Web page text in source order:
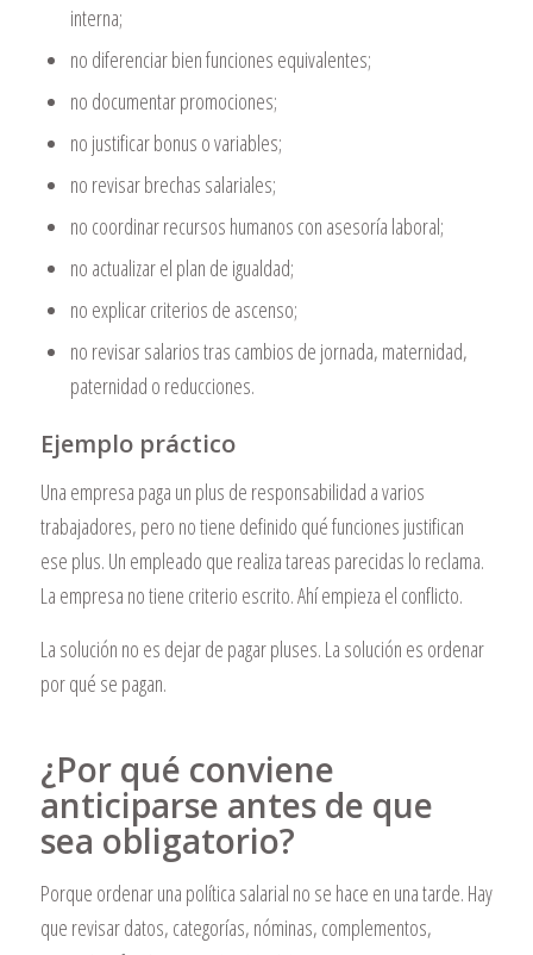
interna;
no diferenciar bien funciones equivalentes;
no documentar promociones;
no justificar bonus o variables;
no revisar brechas salariales;
no coordinar recursos humanos con asesoría laboral;
no actualizar el plan de igualdad;
no explicar criterios de ascenso;
no revisar salarios tras cambios de jornada, maternidad,
paternidad o reducciones.
Ejemplo práctico
Una empresa paga un plus de responsabilidad a varios
trabajadores, pero no tiene definido qué funciones justifican
ese plus. Un empleado que realiza tareas parecidas lo reclama.
La empresa no tiene criterio escrito. Ahí empieza el conflicto.
La solución no es dejar de pagar pluses. La solución es ordenar
por qué se pagan.
¿Por qué conviene
anticiparse antes de que
sea obligatorio?
Porque ordenar una política salarial no se hace en una tarde. Hay
que revisar datos, categorías, nóminas, complementos,